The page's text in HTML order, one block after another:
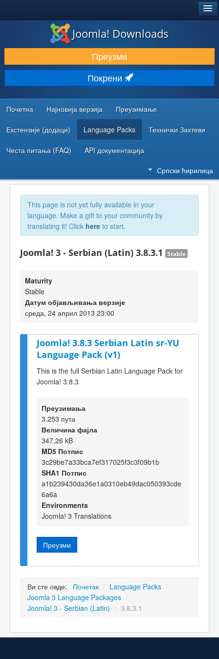
ПРЕУЗИМАЊЕ И ПРОШИРЕЊА (ЕКСТЕНЗИЈЕ)
ОТКРИЈТЕ И НАУЧИТЕ
ЗАЈЕДНИЦА И ПОДРШКА
РЕСУРСИ ЗА РАЗВОЈ
Joomla! Downloads
Преузми
Покрени
Почетна Најновија верзија Преузимање
Екстензије (додаци) Language Packs Технички Захтеви
Честа питања (FAQ) API документација
Српски ћирилица
This page is not yet fully available in your
language. Make a gift to your community by
translating it! Click here to start.
Joomla! 3 - Serbian (Latin) 3.8.3.1 Stable
Maturity
Stable
Датум објављивања верзије
среда, 24 април 2013 23:00
Joomla! 3.8.3 Serbian Latin sr-YU
Language Pack (v1)
This is the full Serbian Latin Language Pack for
Joomla! 3.8.3
Преузимања
3.253 пута
Величина фајла
347,26 kB
MD5 Потпис
3c29be7a33bca7ef317025f3c3f09b1b
SHA1 Потпис
a1b239430da36e1a0310eb49dac050393cde
6a6a
Environments
Joomla! 3 Translations
Преузми
Ви сте овде: Почетак / Language Packs /
Joomla 3 Language Packages /
Joomla! 3 - Serbian (Latin) / 3.8.3.1